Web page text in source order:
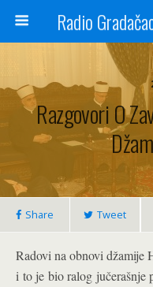
Razgovori O
Share Tweet
Radovi na obnovi džamije
i to je bio ralog jučerašnje